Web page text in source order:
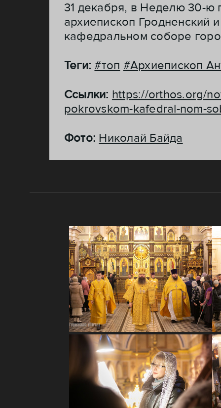
31 декабря, в Неделю 30-ю
архиепископ Гродненский
кафедральном соборе
Теги:#топ #Архиепископ
Ссылки: https://orthos.org/
pokrovskom-kafedral-nom-
Фото: Николай Байда